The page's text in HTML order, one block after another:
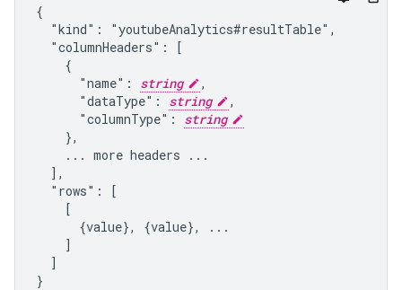
{
  "kind": "youtubeAnalytics#resultTable",
  "columnHeaders": [
    {
      "name":
string
,
      "dataType":
string
,
      "columnType":
string
    },
    ... more headers ...
  ],
  "rows": [
    [
      {value}, {value}, ...
    ]
  ]
}